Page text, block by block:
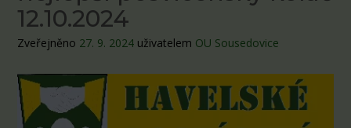
12.10.2024
Zveřejněno 27. 9. 2024 uživatelem OU Sousedovice